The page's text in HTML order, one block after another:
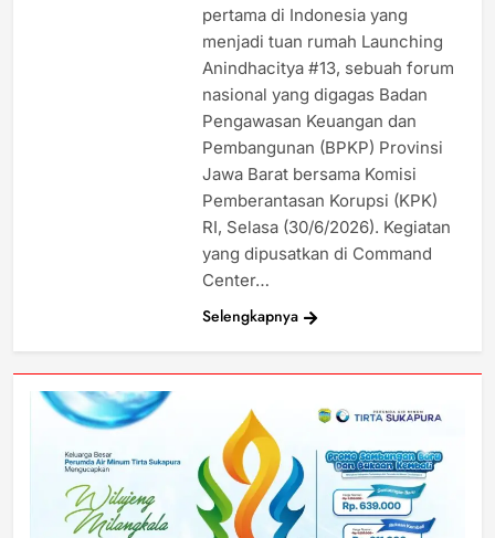
pertama di Indonesia yang
menjadi tuan rumah Launching
Anindhacitya #13, sebuah forum
nasional yang digagas Badan
Pengawasan Keuangan dan
Pembangunan (BPKP) Provinsi
Jawa Barat bersama Komisi
Pemberantasan Korupsi (KPK)
RI, Selasa (30/6/2026). Kegiatan
yang dipusatkan di Command
Center…
Selengkapnya